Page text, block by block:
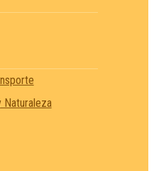
Naturaleza